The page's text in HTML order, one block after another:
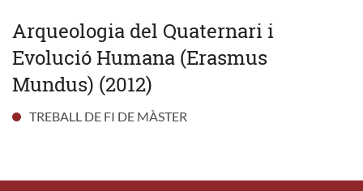
Arqueologia del Quaternari i
Evolució Humana (Erasmus
Mundus) (2012)
TREBALL DE FI DE MÀSTER